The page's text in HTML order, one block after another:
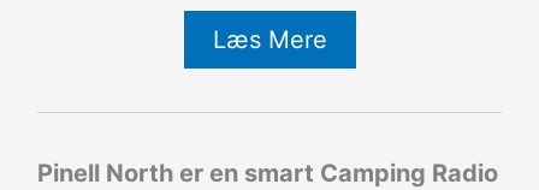
Læs Mere
Pinell North er en smart Camping Radio